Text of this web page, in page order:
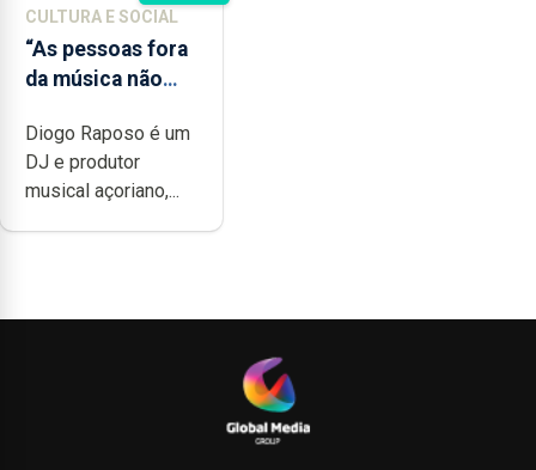
CULTURA E SOCIAL
“As pessoas fora
da música não
quão difícil é
produzir uma
música”
Diogo Raposo é um
DJ e produtor
musical açoriano,...